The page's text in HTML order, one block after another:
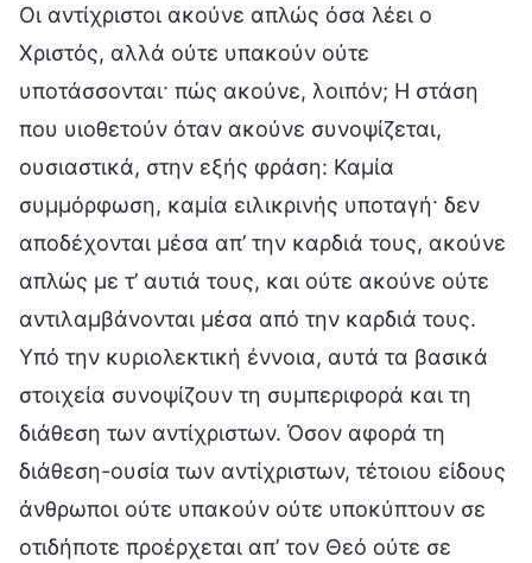
Οι αντίχριστοι ακούνε απλώς όσα λέει ο
Χριστός, αλλά ούτε υπακούν ούτε
υποτάσσονται· πώς ακούνε, λοιπόν; Η στάση
που υιοθετούν όταν ακούνε συνοψίζεται,
ουσιαστικά, στην εξής φράση: Καμία
συμμόρφωση, καμία ειλικρινής υποταγή· δεν
αποδέχονται μέσα απ’ την καρδιά τους, ακούνε
απλώς με τ’ αυτιά τους, και ούτε ακούνε ούτε
αντιλαμβάνονται μέσα από την καρδιά τους.
Υπό την κυριολεκτική έννοια, αυτά τα βασικά
στοιχεία συνοψίζουν τη συμπεριφορά και τη
διάθεση των αντίχριστων. Όσον αφορά τη
διάθεση-ουσία των αντίχριστων, τέτοιου είδους
άνθρωποι ούτε υπακούν ούτε υποκύπτουν σε
οτιδήποτε προέρχεται απ’ τον Θεό ούτε σε